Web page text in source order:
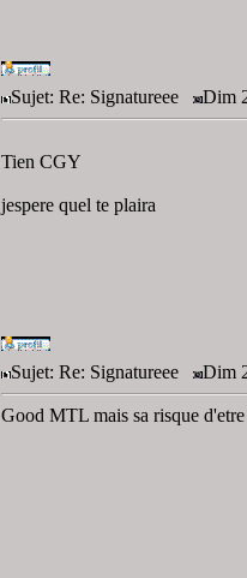
Sujet: Re: Signatureee Dim
Tien CGY
jespere quel te plaira
Sujet: Re: Signatureee Dim
Good MTL mais sa risque